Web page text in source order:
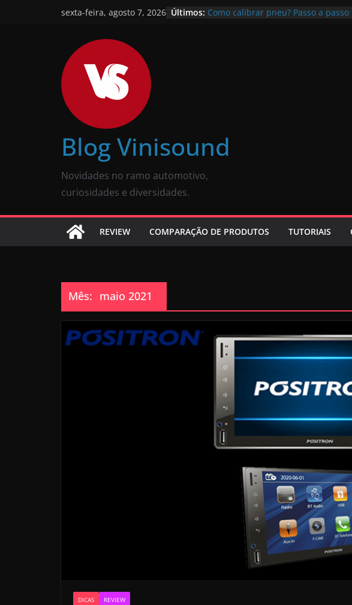
sexta-feira, agosto 7, 2026 Últimos: Como calibrar pneu? Passo a passo
Blog Vinisound
Novidades no ramo automotivo,
curiosidades e diversidades.
REVIEW COMPARAÇÃO DE PRODUTOS TUTORIAIS
Mês: maio 2021
DICAS REVIEW